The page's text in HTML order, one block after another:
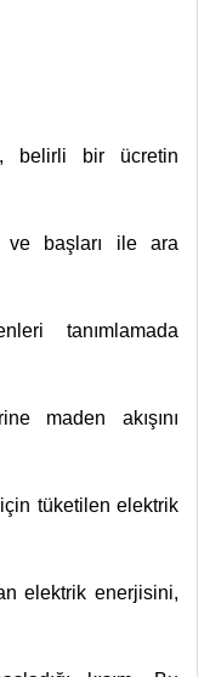
belirli bir ücretin
başları ile ara
tanımlamada
maden akışını
tüketilen elektrik
elektrik enerjisini,